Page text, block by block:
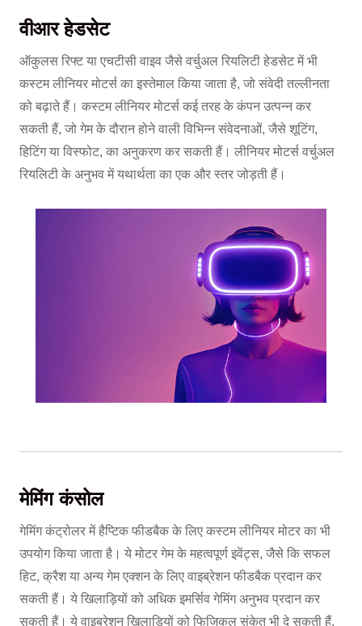
वीआर हेडसेट
ऑकुलस रिफ्ट या एचटीसी वाइव जैसे वर्चुअल रियलिटी हेडसेट में भी
कस्टम लीनियर मोटर्स का इस्तेमाल किया जाता है, जो संवेदी तल्लीनता
को बढ़ाते हैं। कस्टम लीनियर मोटर्स कई तरह के कंपन उत्पन्न कर
सकती हैं, जो गेम के दौरान होने वाली विभिन्न संवेदनाओं, जैसे शूटिंग,
हिटिंग या विस्फोट, का अनुकरण कर सकती हैं। लीनियर मोटर्स वर्चुअल
रियलिटी के अनुभव में यथार्थता का एक और स्तर जोड़ती हैं।
मेमिंग कंसोल
गेमिंग कंट्रोलर में हैप्टिक फीडबैक के लिए कस्टम लीनियर मोटर का भी
उपयोग किया जाता है। ये मोटर गेम के महत्वपूर्ण इवेंट्स, जैसे कि सफल
हिट, क्रैश या अन्य गेम एक्शन के लिए वाइब्रेशन फीडबैक प्रदान कर
सकती हैं। ये खिलाड़ियों को अधिक इमर्सिव गेमिंग अनुभव प्रदान कर
सकती हैं। ये वाइब्रेशन खिलाड़ियों को फिजिकल संकेत भी दे सकती हैं,